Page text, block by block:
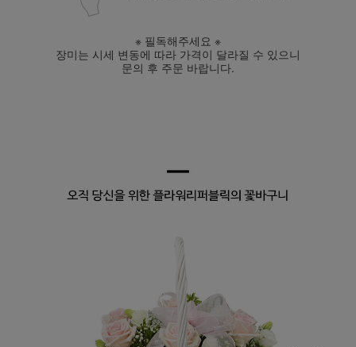
※ 필독해주세요 ※
장미는 시세 변동에 따라 가격이 달라질 수 있으니
문의 후 주문 바랍니다.